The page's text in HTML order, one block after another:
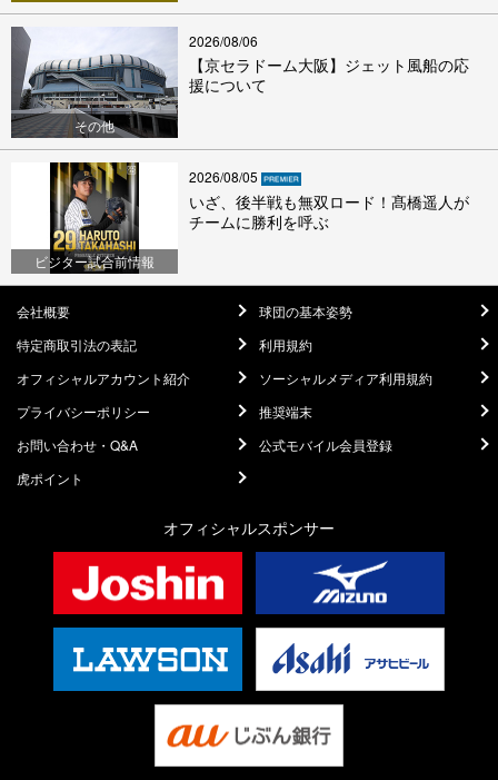
その他
2026/08/06
【京セラドーム大阪】ジェット風船の応
援について
ビジター試合前情報
2026/08/05
いざ、後半戦も無双ロード！髙橋遥人が
チームに勝利を呼ぶ
会社概要
球団の基本姿勢
特定商取引法の表記
利用規約
オフィシャルアカウント紹介
ソーシャルメディア利用規約
プライバシーポリシー
推奨端末
お問い合わせ・Q&A
公式モバイル会員登録
虎ポイント
オフィシャルスポンサー